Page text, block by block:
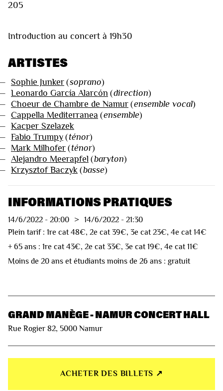
205
Introduction au concert à 19h30
ARTISTES
Sophie Junker (soprano)
Leonardo García Alarcón (direction)
Choeur de Chambre de Namur (ensemble vocal)
Cappella Mediterranea (ensemble)
Kacper Szelazek
Fabio Trumpy (ténor)
Mark Milhofer (ténor)
Alejandro Meerapfel (baryton)
Krzysztof Baczyk (basse)
INFORMATIONS PRATIQUES
14/6/2022 - 20:00 > 14/6/2022 - 21:30
Plein tarif : 1re cat 48€, 2e cat 39€, 3e cat 23€, 4e cat 14€
+ 65 ans : 1re cat 43€, 2e cat 33€, 3e cat 19€, 4e cat 11€
Moins de 20 ans et étudiants moins de 26 ans : gratuit
GRAND MANÈGE - NAMUR CONCERT HALL
Rue Rogier 82, 5000 Namur
ACHETER DES BILLETS ↗︎